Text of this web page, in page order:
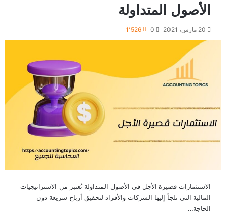
الأصول المتداولة
20 مارس، 2021 0 1٬526
الاستثمارات قصيرة الأجل في الأصول المتداولة تُعتبر من الاستراتيجيات
المالية التي تلجأ إليها الشركات والأفراد لتحقيق أرباح سريعة دون
الحاجة…